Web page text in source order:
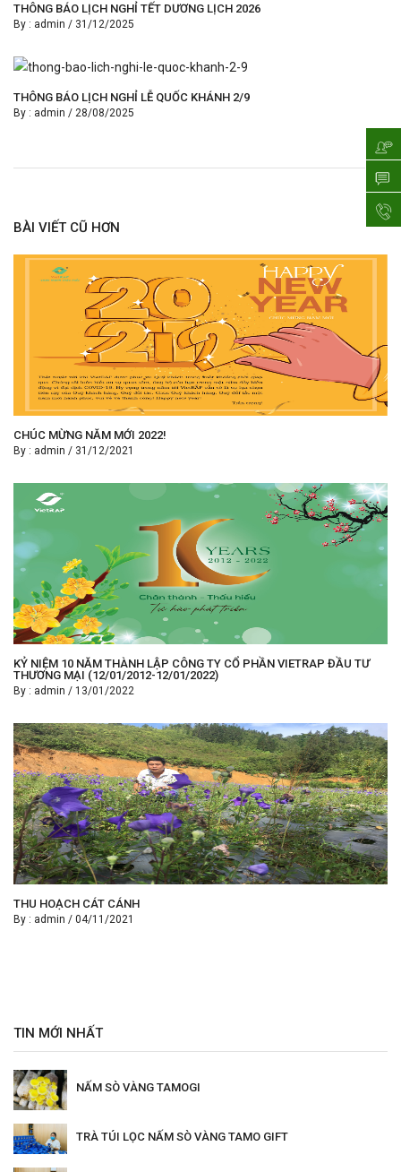
THÔNG BÁO LỊCH NGHỈ TẾT DƯƠNG LỊCH 2026
By : admin / 31/12/2025
THÔNG BÁO LỊCH NGHỈ LỄ QUỐC KHÁNH 2/9
By : admin / 28/08/2025
BÀI VIẾT CŨ HƠN
CHÚC MỪNG NĂM MỚI 2022!
By : admin / 31/12/2021
KỶ NIỆM 10 NĂM THÀNH LẬP CÔNG TY CỔ PHẦN VIETRAP ĐẦU TƯ
THƯƠNG MẠI (12/01/2012-12/01/2022)
By : admin / 13/01/2022
THU HOẠCH CÁT CÁNH
By : admin / 04/11/2021
TIN MỚI NHẤT
NẤM SÒ VÀNG TAMOGI
TRÀ TÚI LỌC NẤM SÒ VÀNG TAMO GIFT